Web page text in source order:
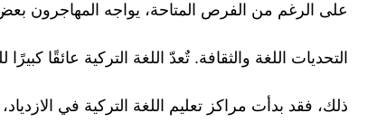
على الرغم من الفرص المتاحة، يواجه المهاجرون
التحديات اللغة والثقافة. تٌعدّ اللغة التركية عائقًا
ذلك، فقد بدأت مراكز تعليم اللغة التركية في